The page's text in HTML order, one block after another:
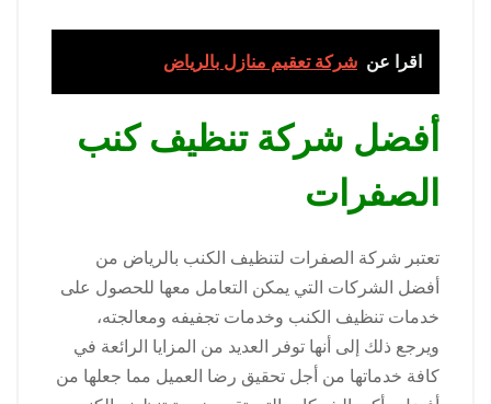
اقرا عن شركة تعقيم منازل بالرياض
أفضل شركة تنظيف كنب
الصفرات
تعتبر شركة الصفرات لتنظيف الكنب بالرياض من
أفضل الشركات التي يمكن التعامل معها للحصول على
خدمات تنظيف الكنب وخدمات تجفيفه ومعالجته،
ويرجع ذلك إلى أنها توفر العديد من المزايا الرائعة في
كافة خدماتها من أجل تحقيق رضا العميل مما جعلها من